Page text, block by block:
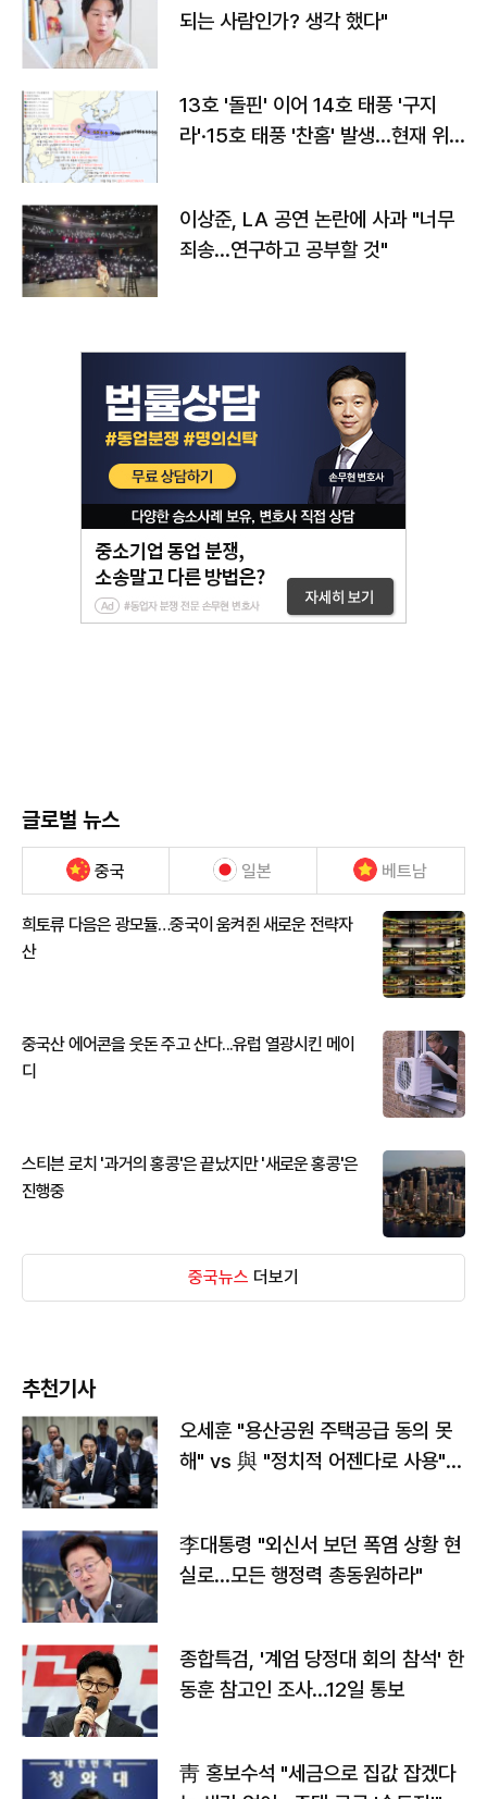
되는 사람인가? 생각 했다"
13호 '돌핀' 이어 14호 태풍 '구지
라'·15호 태풍 '찬홈' 발생…현재 위
이상준, LA 공연 논란에 사과 "너무
죄송…연구하고 공부할 것"
글로벌 뉴스
중국 일본 베트남
희토류 다음은 광모듈…중국이 움켜쥔 새로운 전략자
산
중국산 에어콘을 웃돈 주고 산다...유럽 열광시킨 메이
디
스티븐 로치 '과거의 홍콩'은 끝났지만 '새로운 홍콩'은
진행중
중국뉴스 더보기
추천기사
오세훈 "용산공원 주택공급 동의 못
해" vs 與 "정치적 어젠다로 사용"
李대통령 "외신서 보던 폭염 상황 현
실로…모든 행정력 총동원하라"
종합특검, '계엄 당정대 회의 참석' 한
동훈 참고인 조사...12일 통보
靑 홍보수석 "세금으로 집값 잡겠다